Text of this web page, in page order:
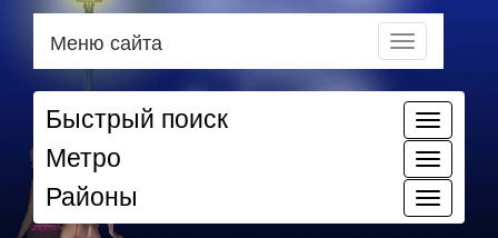
Меню сайта
Быстрый поиск
Метро
Районы